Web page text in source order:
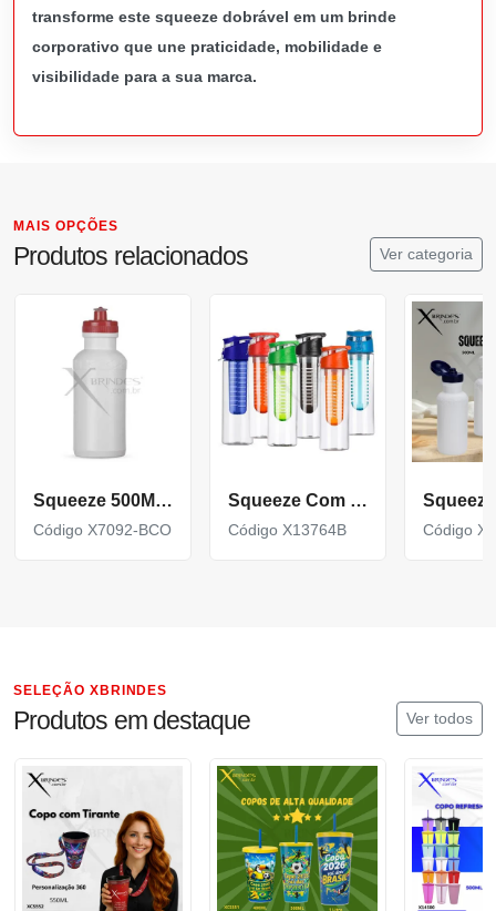
transforme este squeeze dobrável em um brinde
corporativo que une praticidade, mobilidade e
visibilidade para a sua marca.
MAIS OPÇÕES
Produtos relacionados Ver categoria
Squeeze 500Ml Plástico
Código X7092-BCO
Squeeze Com Infusor 700Ml
Código X13764B Código
SELEÇÃO XBRINDES
Produtos em destaque Ver todos